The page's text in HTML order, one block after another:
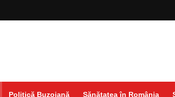
Politică Buzoiană Sănătatea în România